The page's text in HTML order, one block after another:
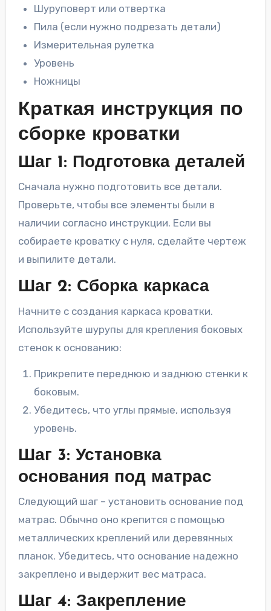
Шуруповерт или отвертка
Пила (если нужно подрезать детали)
Измерительная рулетка
Уровень
Ножницы
Краткая инструкция по
сборке кроватки
Шаг 1: Подготовка деталей
Сначала нужно подготовить все детали.
Проверьте, чтобы все элементы были в
наличии согласно инструкции. Если вы
собираете кроватку с нуля, сделайте чертеж
и выпилите детали.
Шаг 2: Сборка каркаса
Начните с создания каркаса кроватки.
Используйте шурупы для крепления боковых
стенок к основанию:
Прикрепите переднюю и заднюю стенки к
боковым.
Убедитесь, что углы прямые, используя
уровень.
Шаг 3: Установка
основания под матрас
Следующий шаг – установить основание под
матрас. Обычно оно крепится с помощью
металлических креплений или деревянных
планок. Убедитесь, что основание надежно
закреплено и выдержит вес матраса.
Шаг 4: Закрепление